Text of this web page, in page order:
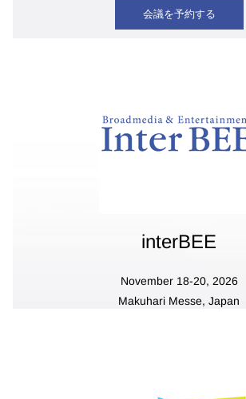
会議を予約する
interBEE
November 18-20, 2026
Makuhari Messe, Japan